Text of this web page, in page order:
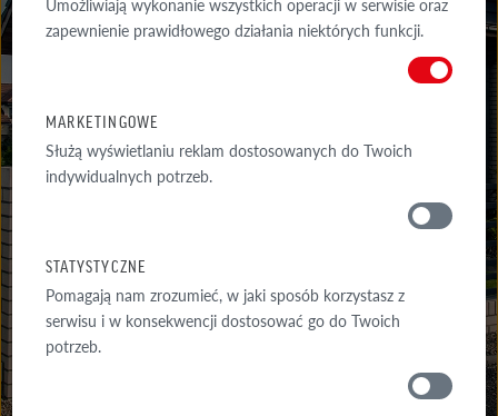
REALIZACJE
WYSELEKCJONOWANE PRZYKŁADY NAJCIEKAWSZYCH REALIZACJI
GALERIA
ELEWACJA
Umożliwiają wykonanie wszystkich operacji w serwisie oraz
zapewnienie prawidłowego działania niektórych funkcji.
MARKETINGOWE
Służą wyświetlaniu reklam dostosowanych do Twoich
indywidualnych potrzeb.
STATYSTYCZNE
Pomagają nam zrozumieć, w jaki sposób korzystasz z
serwisu i w konsekwencji dostosować go do Twoich
potrzeb.